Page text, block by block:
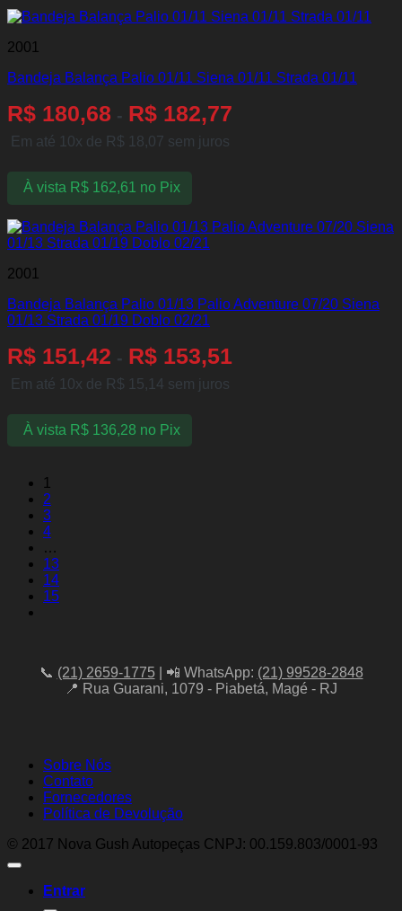
2001
Bandeja Balança Palio 01/11 Siena 01/11 Strada 01/11
R$ 180,68 - R$ 182,77
Em até 10x de R$ 18,07 sem juros
À vista R$162,61 no Pix
2001
Bandeja Balança Palio 01/13 Palio Adventure 07/20 Siena
01/13 Strada 01/19 Doblo 02/21
R$ 151,42 - R$ 153,51
Em até 10x de R$ 15,14 sem juros
À vista R$136,28 no Pix
1
2
3
4
…
13
14
15
📞 (21) 2659-1775| 📲 WhatsApp: (21) 99528-2848
📍 Rua Guarani, 1079 - Piabetá, Magé - RJ
Sobre Nós
Contato
Fornecedores
Política de Devolução
© 2017 Nova Gush Autopeças CNPJ: 00.159.803/0001-93
Entrar